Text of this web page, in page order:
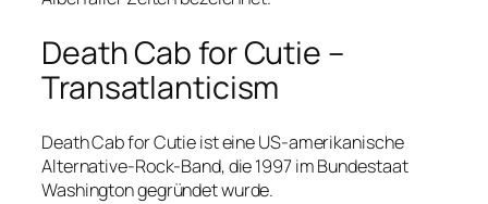
Death Cab for Cutie –
Transatlanticism
Death Cab for Cutie ist eine US-amerikanische
Alternative-Rock-Band, die 1997 im Bundestaat
Washington gegründet wurde.